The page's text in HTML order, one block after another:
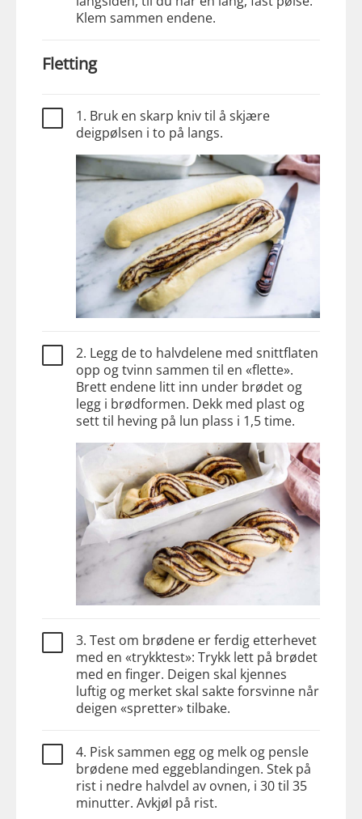
Klem sammen endene.
Fletting
1. Bruk en skarp kniv til å skjære
deigpølsen i to på langs.
2. Legg de to halvdelene med snittflaten
opp og tvinn sammen til en «flette».
Brett endene litt inn under brødet og
legg i brødformen. Dekk med plast og
sett til heving på lun plass i 1,5 time.
3. Test om brødene er ferdig etterhevet
med en «trykktest»: Trykk lett på brødet
med en finger. Deigen skal kjennes
luftig og merket skal sakte forsvinne når
deigen «spretter» tilbake.
4. Pisk sammen egg og melk og pensle
brødene med eggeblandingen. Stek på
rist i nedre halvdel av ovnen, i 30 til 35
minutter. Avkjøl på rist.